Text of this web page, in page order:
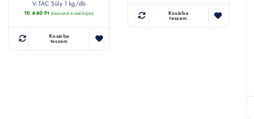
V-TAC Súly 1 kg/db
10 440Ft (készletről érdeklődjön)
Kosárba
teszem
Kosárba
teszem